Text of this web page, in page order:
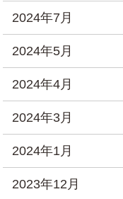
2024年7月
2024年5月
2024年4月
2024年3月
2024年1月
2023年12月